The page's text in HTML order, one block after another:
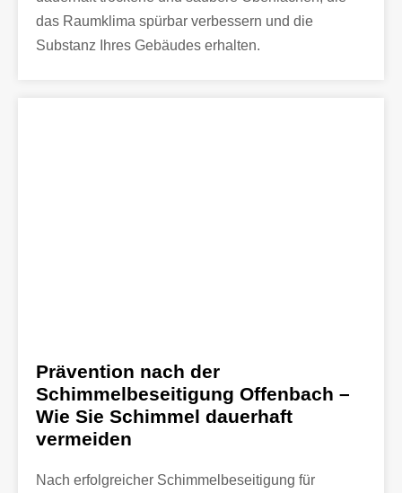
das Raumklima spürbar verbessern und die
Substanz Ihres Gebäudes erhalten.
Prävention nach der
Schimmelbeseitigung Offenbach –
Wie Sie Schimmel dauerhaft
vermeiden
Nach erfolgreicher Schimmelbeseitigung für